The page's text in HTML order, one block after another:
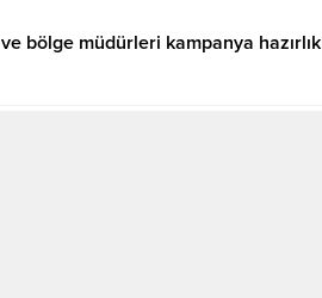
bölge müdürleri kampanya hazırlık